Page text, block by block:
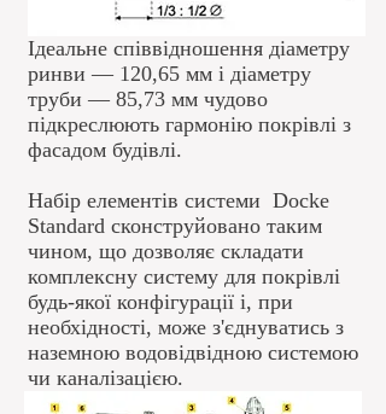
Ідеальне співвідношення діаметру
ринви — 120,65 мм і діаметру
труби — 85,73 мм чудово
підкреслюють гармонію покрівлі з
фасадом будівлі.
Набір елементів системи Docke
Standard сконструйовано таким
чином, що дозволяє складати
комплексну систему для покрівлі
будь-якої конфігурації і, при
необхідності, може з'єднуватись з
наземною водовідвідною системою
чи каналізацією.